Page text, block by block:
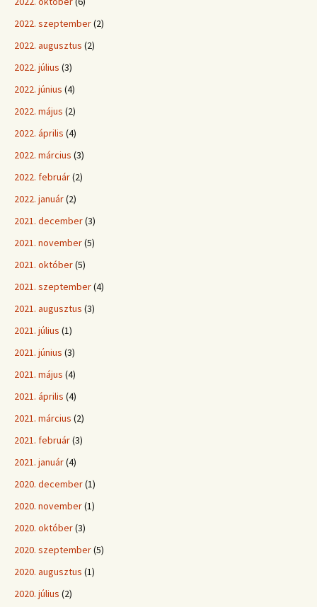
2022. szeptember(2)
2022. augusztus (2)
2022. július (3)
2022. június (4)
2022. május (2)
2022. április (4)
2022. március (3)
2022. február(2)
2022. január(2)
2021. december(3)
2021. november(5)
2021. október(5)
2021. szeptember(4)
2021. augusztus (3)
2021. július (1)
2021. június (3)
2021. május (4)
2021. április (4)
2021. március (2)
2021. február(3)
2021. január(4)
2020. december(1)
2020. november(1)
2020. október(3)
2020. szeptember(5)
2020. augusztus (1)
2020. július (2)